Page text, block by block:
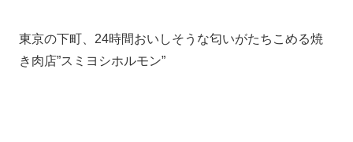
東京の下町、24時間おいしそうな匂いがたちこめる焼
き肉店”スミヨシホルモン”